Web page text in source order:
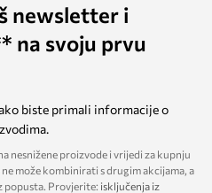
newsletter i
na svoju prvu
biste primali informacije o
nesnižene proizvode i vrijedi za kupnju
može kombinirati s drugim akcijama, a
popusta. Provjerite: isključenja iz